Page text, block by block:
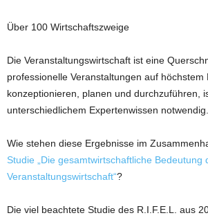
Über 100 Wirtschaftszweige
Die Veranstaltungswirtschaft ist eine
professionelle Veranstaltungen auf höchstem
konzeptionieren, planen und durchzuführen,
unterschiedlichem Expertenwissen notwendig.
Wie stehen diese Ergebnisse im
Studie „Die gesamtwirtschaftliche Bedeutung
Veranstaltungswirtschaft“?
Die viel beachtete Studie des R.I.F.E.L. aus